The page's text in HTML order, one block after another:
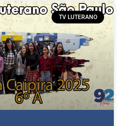
TV LUTERANO